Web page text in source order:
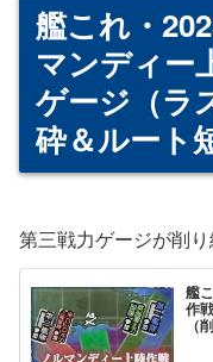
艦これ・
マンディー
ゲージ（ラ
砕＆ルート
第三戦力ゲージが削
艦
作
（